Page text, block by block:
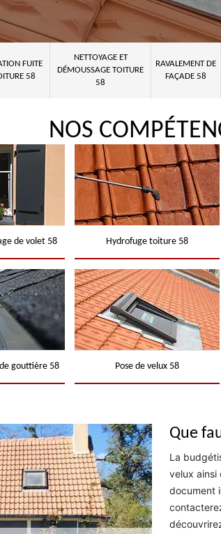
FUITE
58
NETTOYAGE ET
DÉMOUSSAGE TOITURE
58
RAVALEMENT DE
FAÇADE 58
NOS
de volet 58 Hydrofuge toiture 58
gouttière 58 Pose de velux 58
Que
La
velux ainsi
document